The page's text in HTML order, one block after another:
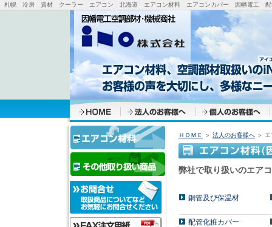
札幌 冷房 資材 クーラー エアコン 北海道 エアコン材料 エアコンカバー 因幡電工
ＨＯＭＥ ＞ 法人のお客様へ ＞
弊社で取り扱いのエア
銅管及び保温材
配管化粧カバー